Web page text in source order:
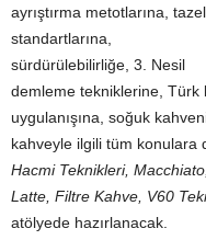
ayrıştırma metotlarına,
standartlarına,
sürdürülebilirliğe, 3. Nesil
demleme tekniklerine, Türk
uygulanışına, soğuk
kahveyle ilgili tüm konulara
Hacmi Teknikleri,
Latte, Filtre Kahve, V60
atölyede hazırlanacak.